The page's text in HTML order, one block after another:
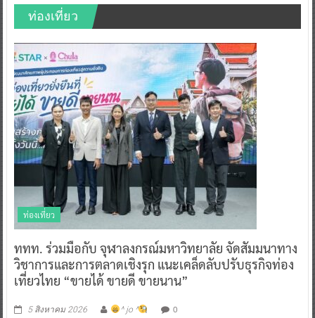
ท่องเที่ยว
ท่องเที่ยว
ททท. ร่วมมือกับ จุฬาลงกรณ์มหาวิทยาลัย จัดสัมมนาทาง
วิชาการและการตลาดเชิงรุก แนะเคล็ดลับปรับธุรกิจท่อง
เที่ยวไทย “ขายได้ ขายดี ขายนาน”
5 สิงหาคม 2026 ^ jo ^ 0